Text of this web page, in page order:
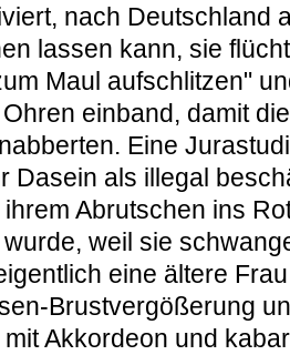
nach Deutschland
lassen kann, sie
Maul aufschlitzen"
einband, damit
Eine
Dasein als illegal
Abrutschen ins
weil sie
eine ältere
Brustvergößerung
Akkordeon und